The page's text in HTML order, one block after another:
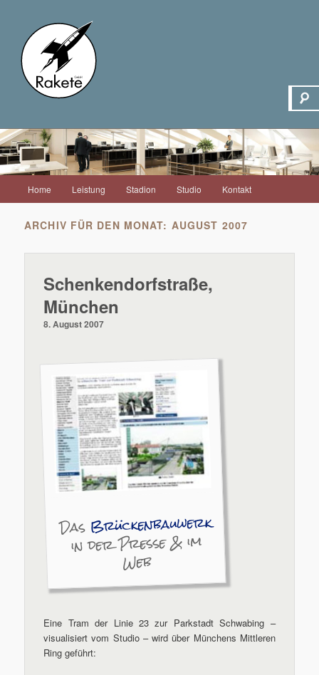
Zum
Inhalt
wechseln
Zum
sekundären
Inhalt
wechseln
Home Leistung Stadion Studio Kontakt
ARCHIV FÜR DEN MONAT: AUGUST 2007
Schenkendorfstraße,
München
8. August 2007
Das Brückenbauwerk
in der Presse & im
Web
Eine Tram der Linie 23 zur Parkstadt Schwabing –
visualisiert vom Studio – wird über Münchens Mittleren
Ring geführt: